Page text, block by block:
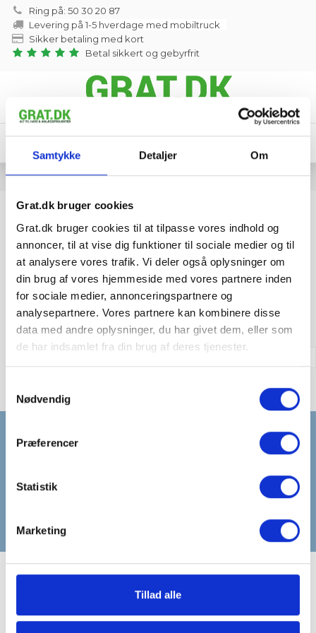
Samtykke Detaljer Om
Grat.dk bruger cookies
Grat.dk bruger cookies til at tilpasse vores indhold og
annoncer, til at vise dig funktioner til sociale medier og til
at analysere vores trafik. Vi deler også oplysninger om
din brug af vores hjemmeside med vores partnere inden
for sociale medier, annonceringspartnere og
analysepartnere. Vores partnere kan kombinere disse
data med andre oplysninger, du har givet dem, eller som
de har indsamlet fra din brug af deres tjenester.
Nødvendig
Præferencer
Statistik
Marketing
Tillad alle
Ring på: 50 30 20 87
Levering på 1-5 hverdage med mobiltruck
Sikker betaling med kort
Betal sikkert og gebyrfrit
Menu Indkøbskurv
Forside Sten Kampesten
Kampesten
Vi har ingen produkter der matcher din søgning.
Ryd alt OK
Få 100 kr. rabat på næste ordre over 1000
kr. - tilmeld nyhedsbrev:
Min konto